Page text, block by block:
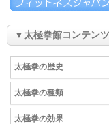
▼太極拳館コンテンツ
太極拳の歴史
太極拳の種類
太極拳の効果